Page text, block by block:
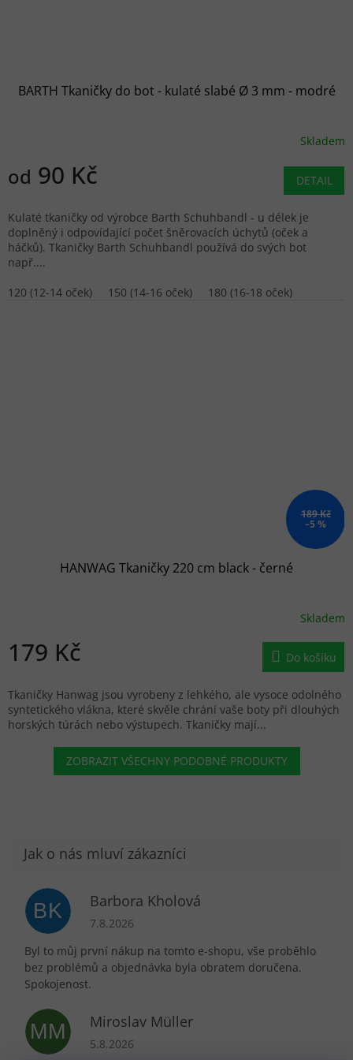
BARTH Tkaničky do bot - kulaté slabé Ø 3 mm - modré
Skladem
od 90 Kč DETAIL
Kulaté tkaničky od výrobce Barth Schuhbandl - u délek je
doplněný i odpovídající počet šněrovacích úchytů (oček a
háčků). Tkaničky Barth Schuhbandl používá do svých bot
např....
120 (12-14 oček)
150 (14-16 oček) 180 (16-18 oček)
189 Kč
–5 %
HANWAG Tkaničky 220 cm black - černé
Skladem
179 Kč Do košíku
Tkaničky Hanwag jsou vyrobeny z lehkého, ale vysoce odolného
syntetického vlákna, které skvěle chrání vaše boty při dlouhých
horských túrách nebo výstupech. Tkaničky mají...
ZOBRAZIT VŠECHNY PODOBNÉ PRODUKTY
BK Barbora Kholová
Hodnocení obchodu je 5 z 5 hvězdiček.
7.8.2026
Byl to můj první nákup na tomto e-shopu, vše proběhlo
bez problémů a objednávka byla obratem doručena.
Spokojenost.
MM Miroslav Müller
Hodnocení obchodu je 5 z 5 hvězdiček.
5.8.2026